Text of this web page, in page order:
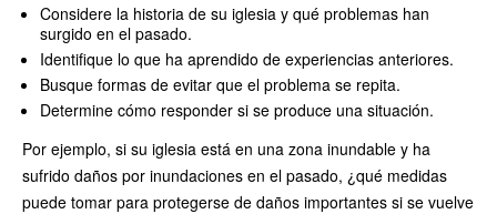
Considere la historia de su iglesia y qué problemas han
surgido en el pasado.
Identifique lo que ha aprendido de experiencias anteriores.
Busque formas de evitar que el problema se repita.
Determine cómo responder si se produce una situación.
Por ejemplo, si su iglesia está en una zona inundable y ha
sufrido daños por inundaciones en el pasado, ¿qué medidas
puede tomar para protegerse de daños importantes si se vuelve